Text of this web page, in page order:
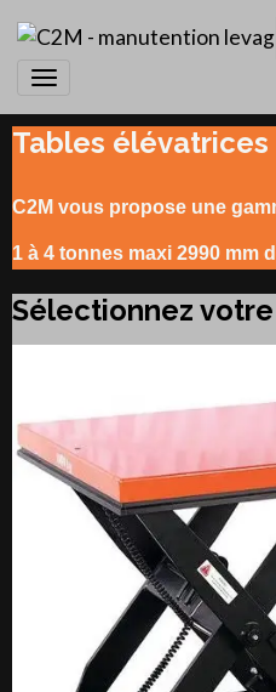
Tables
C2M vous propose une
1 à 4 tonnes maxi 2990 mm
Sélectionnez